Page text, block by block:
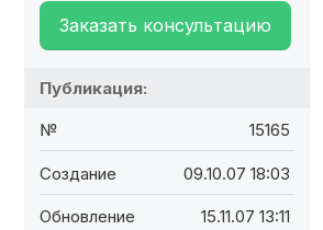
Заказать консультацию
Публикация:
№ 15165
Создание 09.10.07 18:03
Обновление 15.11.07 13:11